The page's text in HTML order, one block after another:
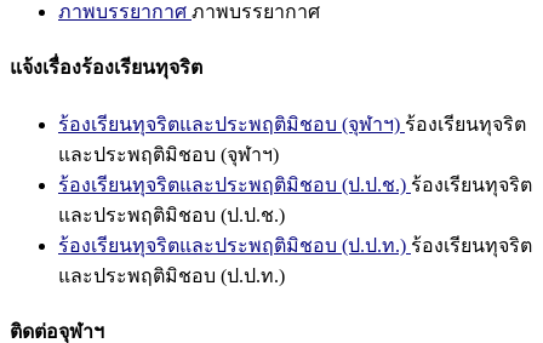
ภาพบรรยากาศ ภาพบรรยากาศ
แจ้งเรื่องร้องเรียนทุจริต
ร้องเรียนทุจริตและประพฤติมิชอบ (จุฬาฯ) ร้องเรียนทุจริต
และประพฤติมิชอบ (จุฬาฯ)
ร้องเรียนทุจริตและประพฤติมิชอบ (ป.ป.ช.) ร้องเรียนทุจริต
และประพฤติมิชอบ (ป.ป.ช.)
ร้องเรียนทุจริตและประพฤติมิชอบ (ป.ป.ท.) ร้องเรียนทุจริต
และประพฤติมิชอบ (ป.ป.ท.)
ติดต่อจุฬาฯ